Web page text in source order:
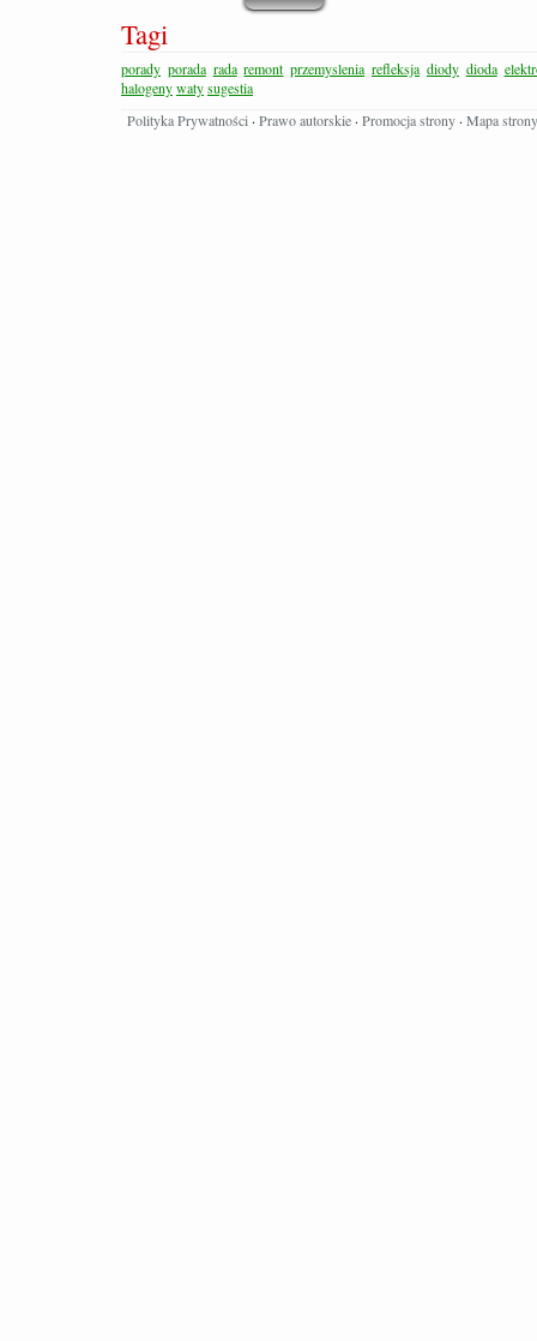
Tagi
porady porada rada remont przemyslenia refleksja diody dioda
halogenywatysugestia
Polityka Prywatności · Prawo autorskie · Promocja strony · Mapa strony